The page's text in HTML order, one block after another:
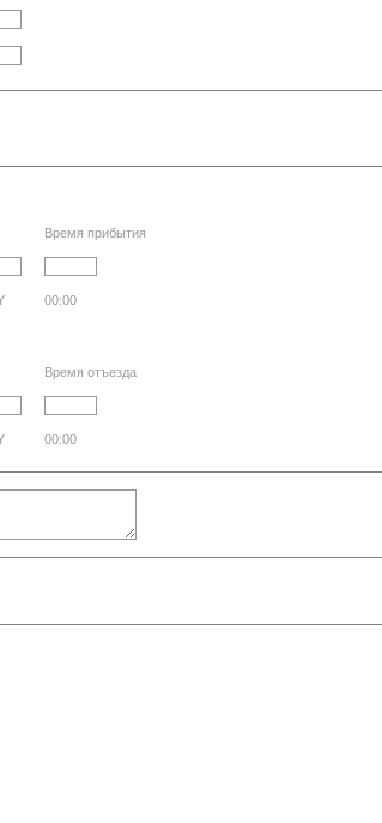
Время прибытия
00:00
Время отъезда
00:00